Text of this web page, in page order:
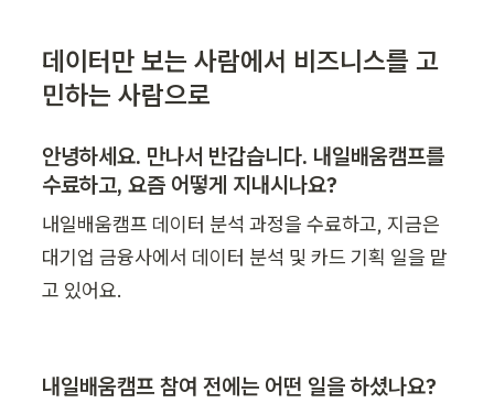
데이터만 보는 사람에서 비즈니스를 고
민하는 사람으로
안녕하세요. 만나서 반갑습니다. 내일배움캠프를
수료하고, 요즘 어떻게 지내시나요?
내일배움캠프 데이터 분석 과정을 수료하고, 지금은
대기업 금융사에서 데이터 분석 및 카드 기획 일을 맡
고 있어요.
내일배움캠프 참여 전에는 어떤 일을 하셨나요?